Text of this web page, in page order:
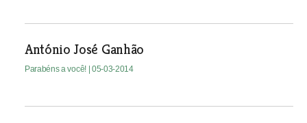
António José Ganhão
Parabéns a você! | 05-03-2014